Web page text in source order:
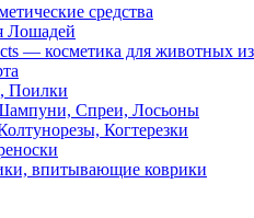
средства
Лошадей
— косметика для животных
Поилки
Спреи, Лосьоны
Когтерезки
впитывающие коврики